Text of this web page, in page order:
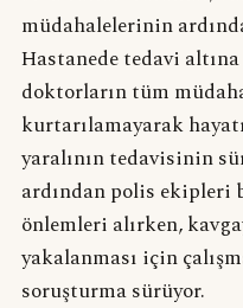
müdahalelerinin
Hastanede tedavi
doktorların tüm
kurtarılamayarak
yaralının tedavisinin
ardından polis ekipleri
önlemleri alırken,
yakalanması için
soruşturma sürüyor.